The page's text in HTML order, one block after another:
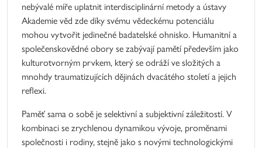
nebývalé míře uplatnit interdisciplinární metody a ústavy
Akademie věd zde díky svému vědeckému potenciálu
mohou vytvořit jedinečné badatelské ohnisko. Humanitní a
společenskovědné obory se zabývají pamětí především jako
kulturotvorným prvkem, který se odráží ve složitých a
mnohdy traumatizujících dějinách dvacátého století a jejich
reflexi.
Paměť sama o sobě je selektivní a subjektivní záležitostí. V
kombinaci se zrychlenou dynamikou vývoje, proměnami
společnosti i rodiny, stejně jako s novými technologickými